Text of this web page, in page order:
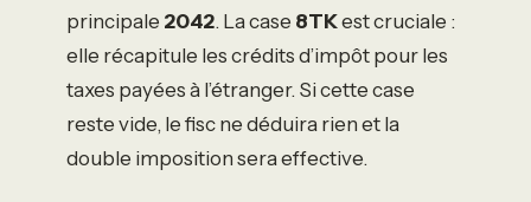
principale 2042. La case 8TKest cruciale :
elle récapitule les crédits d’impôt pour les
taxes payées à l’étranger. Si cette case
reste vide, le fisc ne déduira rien et la
double imposition sera effective.